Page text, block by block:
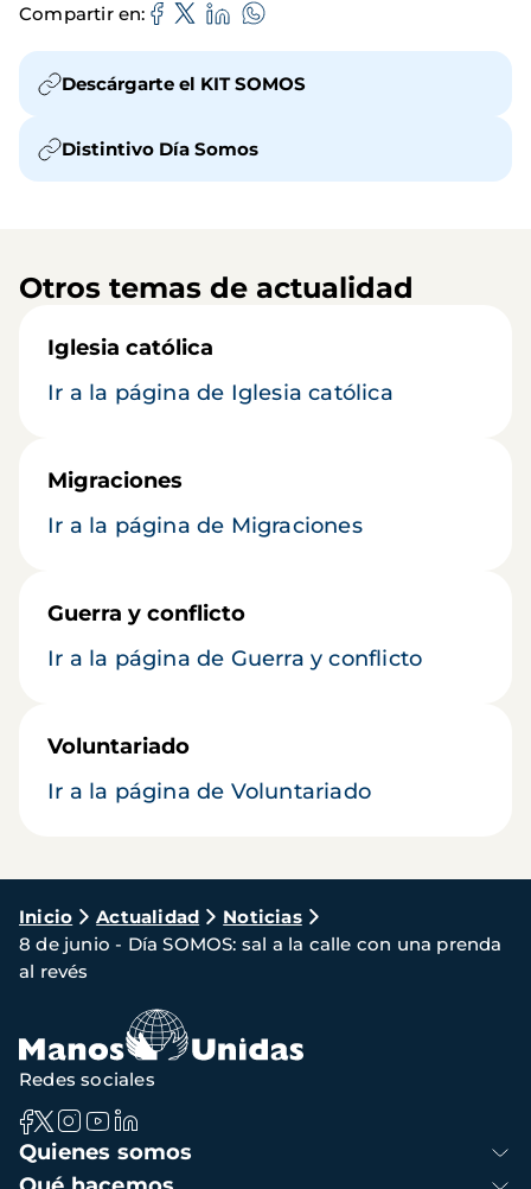
Compartir en
Descárgarte el KIT SOMOS
Distintivo Día Somos
Otros temas de actualidad
Iglesia católica
Ir a la página de Iglesia católica
Migraciones
Ir a la página de Migraciones
Guerra y conflicto
Ir a la página de Guerra y conflicto
Voluntariado
Ir a la página de Voluntariado
Ruta
de
navegación
Inicio Actualidad
Noticias
8 de junio - Día SOMOS: sal a la calle con una prenda
al revés
Navegación
principal
Quienes somos
Redes sociales